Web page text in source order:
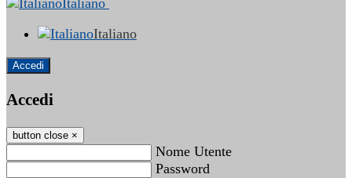
Italiano
Italiano
Accedi
Accedi
button close ×
Nome Utente
Password